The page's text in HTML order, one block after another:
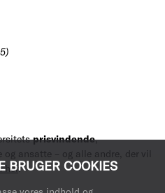
BRUGER COOKIES
prisvindende,
ansatte – og alle andre, der vil
her.